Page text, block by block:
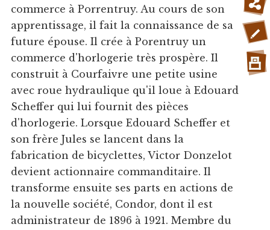
commerce à Porrentruy. Au cours de son
apprentissage, il fait la connaissance de sa
future épouse. Il crée à Porentruy un
commerce d'horlogerie très prospère. Il
construit à Courfaivre une petite usine
avec roue hydraulique qu'il loue à Edouard
Scheffer qui lui fournit des pièces
d'horlogerie. Lorsque Edouard Scheffer et
son frère Jules se lancent dans la
fabrication de bicyclettes, Victor Donzelot
devient actionnaire commanditaire. Il
transforme ensuite ses parts en actions de
la nouvelle société, Condor, dont il est
administrateur de 1896 à 1921. Membre du